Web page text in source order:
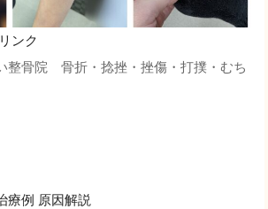
ンク
整骨院 骨折・捻挫・挫傷・打撲・むち
療例 原因解説